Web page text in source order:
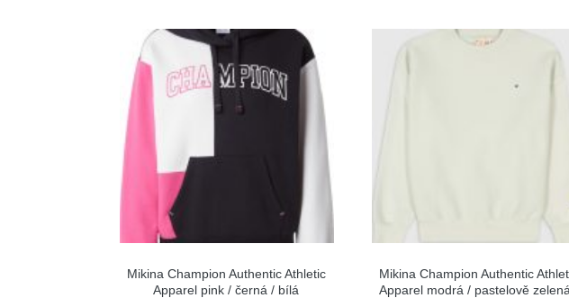
Mikina Champion Authentic Athletic
Apparel pink / černá / bílá
Mikina Champion Authentic
Apparel modrá / pastelově